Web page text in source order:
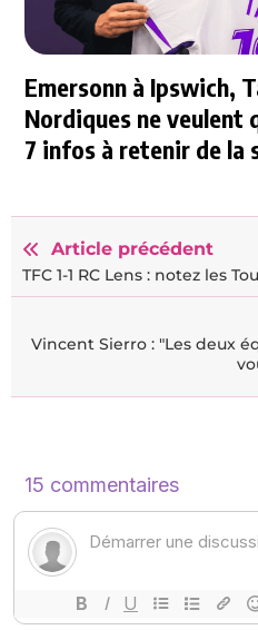
Emersonn à Ipswich,
Nordiques ne veulent
7 infos à retenir de la
Article précédent
TFC 1-1 RC Lens : notez les
Vincent Sierro : "Les deux